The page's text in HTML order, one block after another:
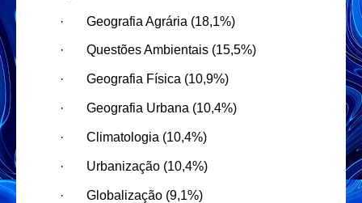
· Geografia Agrária (18,1%)
· Questões Ambientais (15,5%)
· Geografia Física (10,9%)
· Geografia Urbana (10,4%)
· Climatologia (10,4%)
· Urbanização (10,4%)
· Globalização (9,1%)